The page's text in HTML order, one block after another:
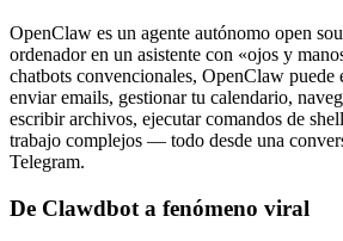
OpenClaw es un agente autónomo open
ordenador en un asistente con «ojos y
chatbots convencionales, OpenClaw puede
enviar emails, gestionar tu calendario,
escribir archivos, ejecutar comandos de
trabajo complejos — todo desde una
Telegram.
De Clawdbot a fenómeno viral